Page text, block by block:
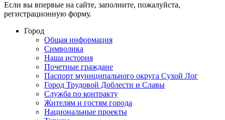
Если вы впервые на сайте, заполните, пожалуйста,
регистрационную форму.
Город
Общая информация
Символика
Наша история
Почетные граждане
Паспорт муниципального округа Сухой Лог
Город Трудовой Доблести и Славы
Служба по контракту
Жителям и гостям города
Национальные проекты